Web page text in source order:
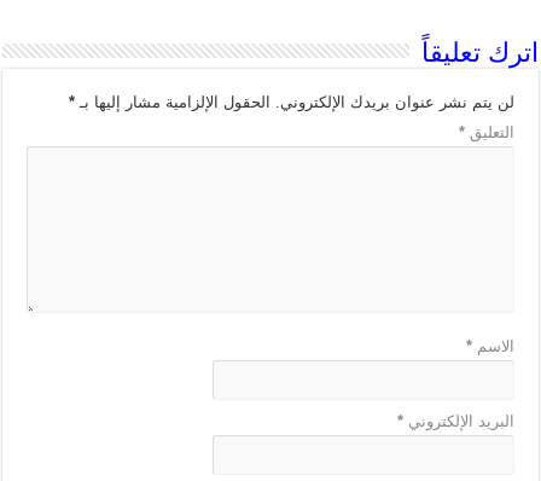
اترك تعليقاً
لن يتم نشر عنوان بريدك الإلكتروني. الحقول الإلزامية مشار إليها بـ*
التعليق*
الاسم*
البريد الإلكتروني*